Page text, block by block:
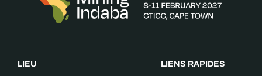
LIEU
LIENS RAPIDES